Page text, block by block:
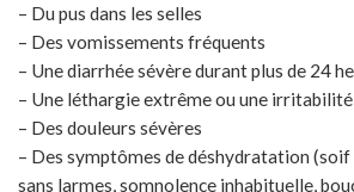
– Du pus dans les selles
– Des vomissements fréquents
– Une diarrhée sévère durant plus de 24
– Une léthargie extrême ou une irritabilité
– Des douleurs sévères
– Des symptômes de déshydratation (soif
sans larmes, somnolence inhabituelle,